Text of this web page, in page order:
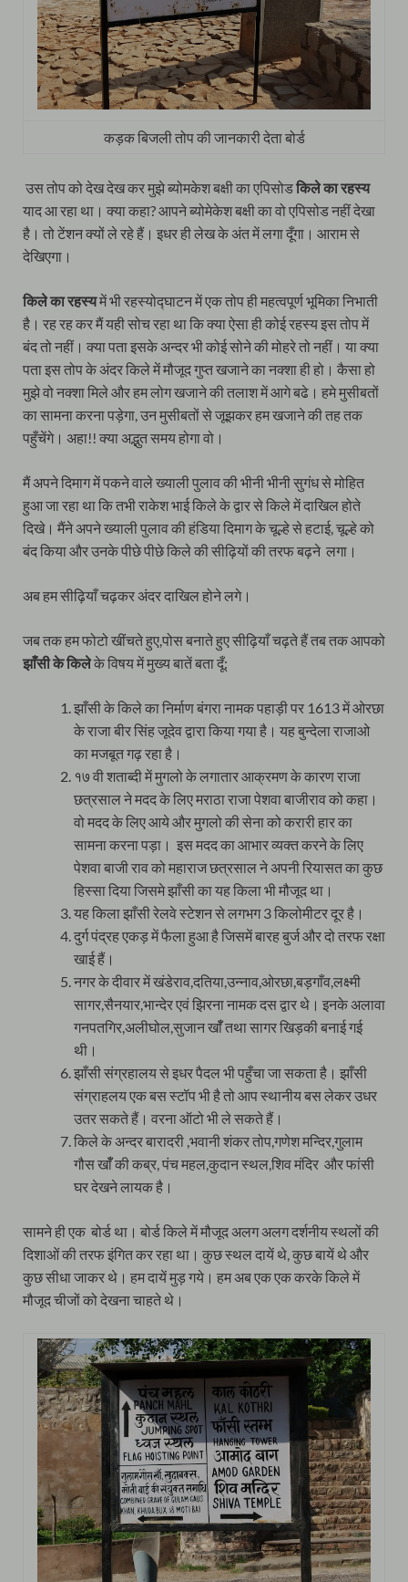
कड़क बिजली तोप की जानकारी देता बोर्ड
उस तोप को देख देख कर मुझे ब्योमकेश बक्षी का एपिसोडकिले का रहस्य
याद आ रहा था। क्या कहा? आपने ब्योमेकेश बक्षी का वो एपिसोड नहीं देखा
है। तो टेंशन क्यों ले रहे हैं। इधर ही लेख के अंत में लगा दूँगा। आराम से
देखिएगा।
किले का रहस्यमें भी रहस्योद्घाटन में एक तोप ही महत्वपूर्ण भूमिका निभाती
है। रह रह कर मैं यही सोच रहा था कि क्या ऐसा ही कोई रहस्य इस तोप में
बंद तो नहीं। क्या पता इसके अन्दर भी कोई सोने की मोहरे तो नहीं। या क्या
पता इस तोप के अंदर किले में मौजूद गुप्त खजाने का नक्शा ही हो। कैसा हो
मुझे वो नक्शा मिले और हम लोग खजाने की तलाश में आगे बढे। हमे मुसीबतों
का सामना करना पड़ेगा, उन मुसीबतों से जूझकर हम खजाने की तह तक
पहुँचेंगे। अहा!! क्या अद्भुत समय होगा वो।
मैं अपने दिमाग में पकने वाले ख्याली पुलाव की भीनी भीनी सुगंध से मोहित
हुआ जा रहा था कि तभी राकेश भाई किले के द्वार से किले में दाखिल होते
दिखे। मैंने अपने ख्याली पुलाव की हंडिया दिमाग के चूल्हे से हटाई, चूल्हे को
बंद किया और उनके पीछे पीछे किले की सीढ़ियों की तरफ बढ़ने लगा।
अब हम सीढ़ियाँ चढ़कर अंदर दाखिल होने लगे।
जब तक हम फोटो खींचते हुए,पोस बनाते हुए सीढ़ियाँ चढ़ते हैं तब तक आपको
झाँसी के किलेके विषय में मुख्य बातें बता दूँ:
झाँसी के किले का निर्माण बंगरा नामक पहाड़ी पर 1613 में ओरछा
के राजा बीर सिंह जूदेव द्वारा किया गया है। यह बुन्देला राजाओ
का मजबूत गढ़ रहा है।
१७ वी शताब्दी में मुगलो के लगातार आक्रमण के कारण राजा
छत्रसाल ने मदद के लिए मराठा राजा पेशवा बाजीराव को कहा।
वो मदद के लिए आये और मुगलो की सेना को करारी हार का
सामना करना पड़ा। इस मदद का आभार व्यक्त करने के लिए
पेशवा बाजी राव को महाराज छत्रसाल ने अपनी रियासत का कुछ
हिस्सा दिया जिसमे झाँसी का यह किला भी मौजूद था।
यह किला झाँसी रेलवे स्टेशन से लगभग 3 किलोमीटर दूर है।
दुर्ग पंद्रह एकड़ में फैला हुआ है जिसमें बारह बुर्ज और दो तरफ रक्षा
खाई हैं।
नगर के दीवार में खंडेराव,दतिया,उन्नाव,ओरछा,बड़गाँव,लक्ष्मी
सागर,सैनयार,भान्देर एवं झिरना नामक दस द्वार थे। इनके अलावा
गनपतगिर,अलीघोल,सुजान खाँँ तथा सागर खिड़की बनाई गई
थी।
झाँसी संग्रहालय से इधर पैदल भी पहुँचा जा सकता है। झाँसी
संग्राहलय एक बस स्टॉप भी है तो आप स्थानीय बस लेकर उधर
उतर सकते हैं। वरना ऑटो भी ले सकते हैं।
किले के अन्दर बारादरी ,भवानी शंकर तोप,गणेश मन्दिर,गुलाम
गौस खाँँ की कब्र, पंच महल,कुदान स्थल,शिव मंदिर और फांसी
घर देखने लायक है।
सामने ही एक बोर्ड था। बोर्ड किले में मौजूद अलग अलग दर्शनीय स्थलों की
दिशाओं की तरफ इंगित कर रहा था। कुछ स्थल दायें थे, कुछ बायें थे और
कुछ सीधा जाकर थे। हम दायें मुड़ गये। हम अब एक एक करके किले में
मौजूद चीजों को देखना चाहते थे।